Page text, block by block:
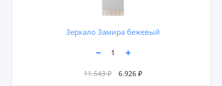
Зеркало Замира бежевый
11.543 ₽ 6.926 ₽